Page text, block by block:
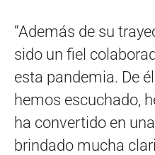
“Además de su
sido un fiel
esta pandemia. De
hemos escuchado,
ha convertido en
brindado mucha